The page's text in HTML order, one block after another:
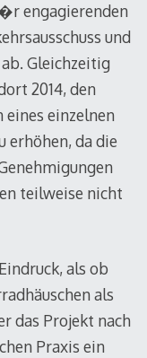
engagierenden
und
Gleichzeitig
2014, den
eines einzelnen
erhöhen, da die
teilweise nicht
als ob
als
das Projekt nach
Praxis ein